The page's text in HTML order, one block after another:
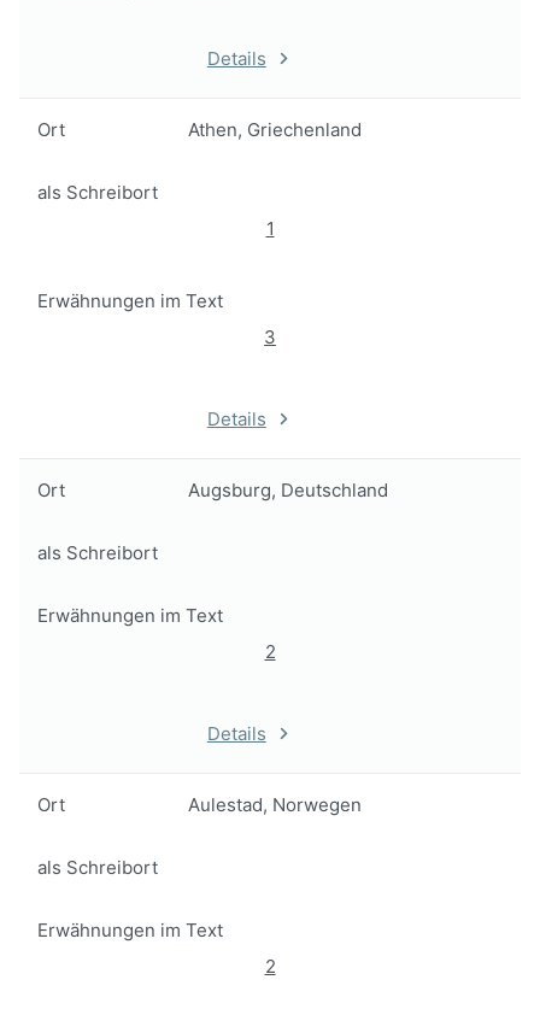
Details
Ort Athen, Griechenland
als Schreibort
1
Erwähnungen im Text
3
Details
Ort Augsburg, Deutschland
als Schreibort
Erwähnungen im Text
2
Details
Ort Aulestad, Norwegen
als Schreibort
Erwähnungen im Text
2